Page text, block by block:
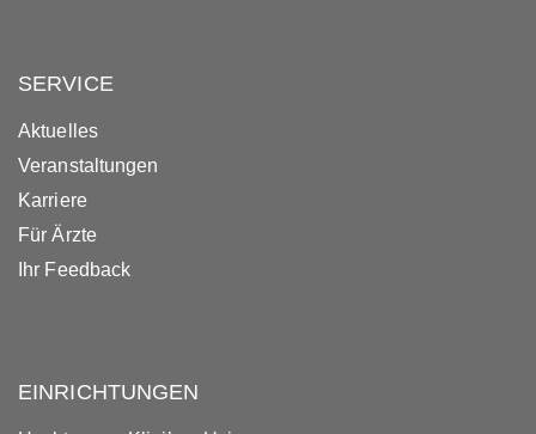
SERVICE
Aktuelles
Veranstaltungen
Karriere
Für Ärzte
Ihr Feedback
EINRICHTUNGEN